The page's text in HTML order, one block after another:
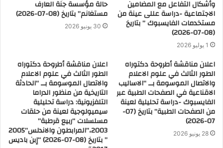
وأشكال التفاعل مع المضامين
الاجتماعية -دراسة عللى عينة من
مستخدمات الفايسبوك ” بتاريخ
(08-07-2026)
1 يوليو 2026
حالة مؤسسة جنة العارف
مستغانم” بتاريخ (08-07-2026)
30 يونيو 2026
اعلان مناقشة أطروحة دكتوراه
الطور الثالث في علوم الاعلام
والاتصال الموسومة بــ “الاساليب
الاقناعية في الصفحات الطبية عبر
الفايسبوك -دراسة تحليلية لعينة
من الصفحات الطبية” بتاريخ (07-
07-2026)
28 يونيو 2026
اعلان مناقشة أطروحة دكتوراه
الطور الثالث في علوم الاعلام
والاتصال الموسومة بــ “الحادثة
التاريخية من منظور الدراما
التلفزيونية: دراسة تحليلية
سيميولوجية لعينة من حلقات
مسلسلات “ربيع قرطبة”
2003،”المرابطون والاندلس”2005
” بتاريخ (08-07-2026) “إبن باديس